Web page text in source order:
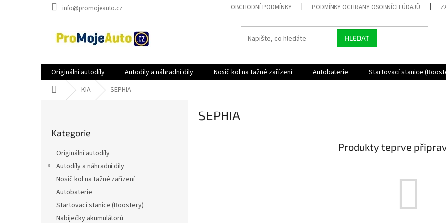
na
info@promojeauto.cz OBCHODNÍ PODMÍNKY PODMÍNKY OCHRANY OSOBNÍCH ÚDAJŮ
HLEDAT
Originální autodíly Autodíly a náhradní díly Nosič kol na tažné zařízení Autobaterie Startovací stanice
Domů KIA SEPHIA
kategorie
Kategorie
Originální autodíly
Autodíly a náhradní díly
Nosič kol na tažné zařízení
Autobaterie
Startovací stanice (Boostery)
Nabíječky akumulátorů
SEPHIA
Produkty teprve